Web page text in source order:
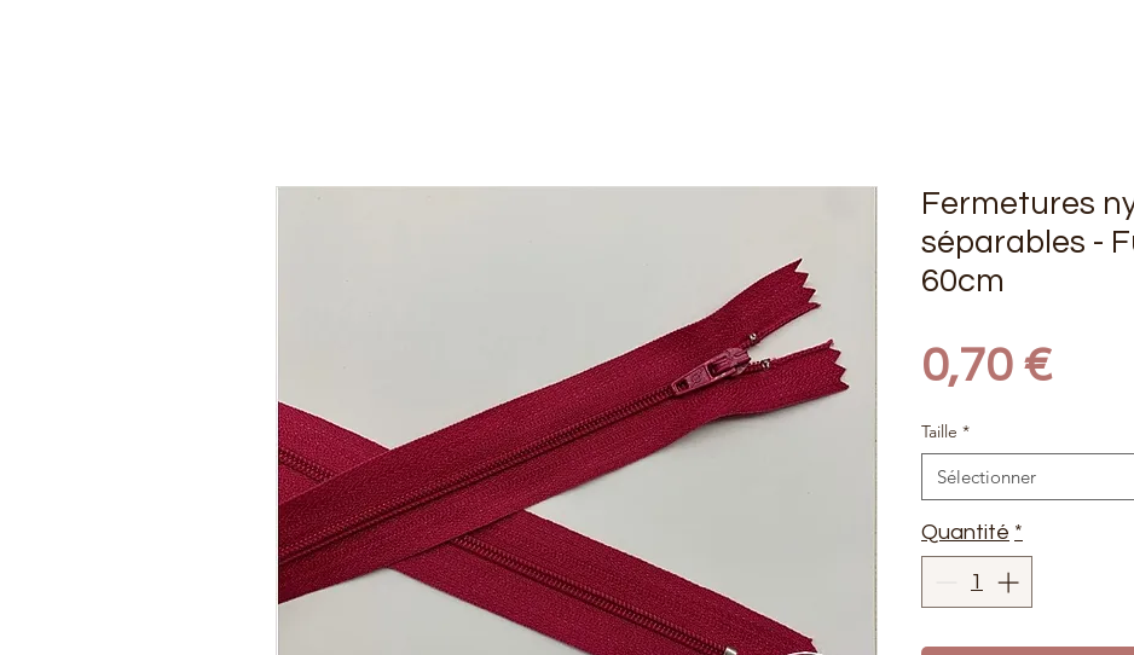
Fermetures
séparables -
60cm
0,70 €Prix
Taille *
Sélectionner
Quantité *